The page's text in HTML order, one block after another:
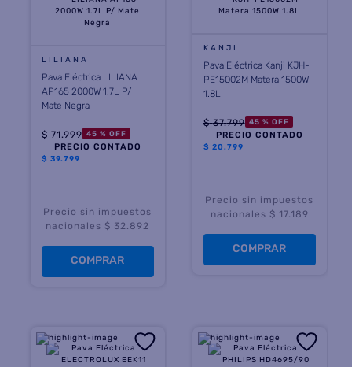
LILIANA
Pava Eléctrica LILIANA
AP165 2000W 1.7L P/
Mate Negra
$ 71.999 45 % OFF
PRECIO CONTADO
$ 39.799
Precio sin impuestos
nacionales $ 32.892
COMPRAR
KANJI
Pava Eléctrica Kanji KJH-
PE15002M Matera 1500W
1.8L
$ 37.799 45 % OFF
PRECIO CONTADO
$ 20.799
Precio sin impuestos
nacionales $ 17.189
COMPRAR
. placard